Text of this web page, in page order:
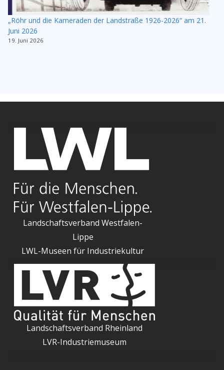
„Röhr und die Kameraden der Landstraße 1926-2026“ am 21.
Juni 2026
19. Juni 2026
Landschaftsverband Westfalen-
Lippe
LWL-Museen für Industriekultur
Landschaftsverband Rheinland
LVR-Industriemuseum